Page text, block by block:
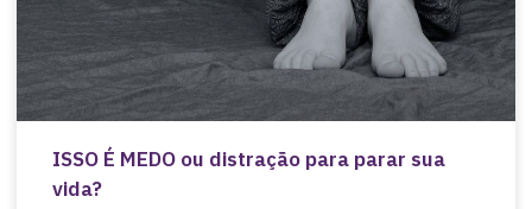
ISSO É MEDO ou distração para parar sua
vida?